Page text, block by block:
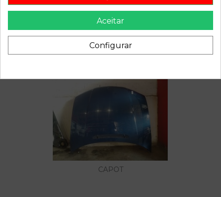
compact (e46) 2.0 16v diesel cat referencia OEM IAM
CAPOT
Aceitar
Configurar